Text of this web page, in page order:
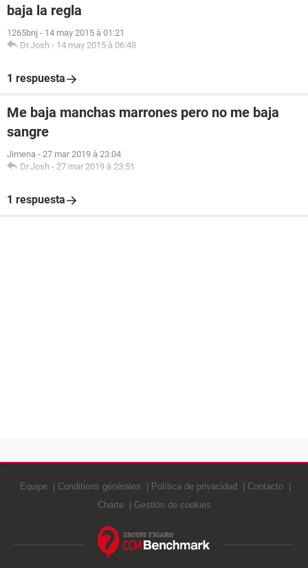
baja la regla
1265bnj - 14 may 2015 à 01:21
Dr.Josh - 14 may 2015 à 06:48
1 respuesta
Me baja manchas marrones pero no me baja
sangre
Jimena - 27 mar 2019 à 23:04
Dr.Josh - 27 mar 2019 à 23:51
1 respuesta
Equipe Conditions générales Política de privacidad
Contacto
Charte
Gestión de cookies